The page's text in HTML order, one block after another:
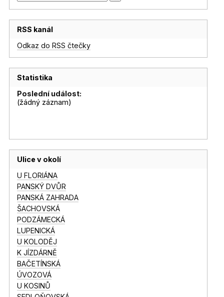
RSS kanál
Odkaz do RSS čtečky
Statistika
Poslední událost:
(žádný záznam)
Ulice v okolí
U FLORIÁNA
PANSKÝ DVŮR
PANSKÁ ZAHRADA
ŠACHOVSKÁ
PODZÁMECKÁ
LUPENICKÁ
U KOLODĚJ
K JÍZDÁRNĚ
BAČETÍNSKÁ
ÚVOZOVÁ
U KOSINŮ